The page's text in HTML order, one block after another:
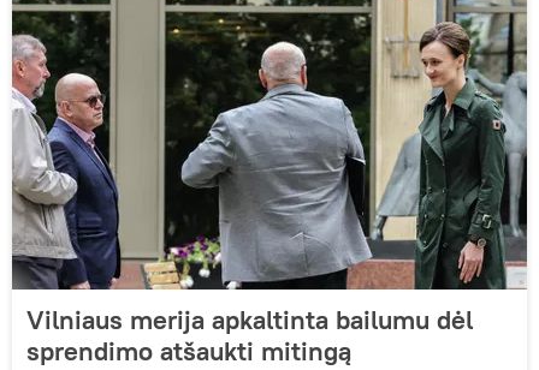
Vilniaus merija apkaltinta bailumu dėl
sprendimo atšaukti mitingą